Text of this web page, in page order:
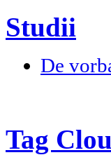
Studii
De
Tag